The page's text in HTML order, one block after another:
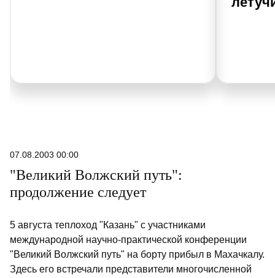
07.08.2003 00:00
"Великий Волжский путь":
продолжение следует
5 августа теплоход "Казань" с участниками
международной научно-практической конференции
"Великий Волжский путь" на борту прибыл в Махачкалу.
Здесь его встречали представители многочисленной